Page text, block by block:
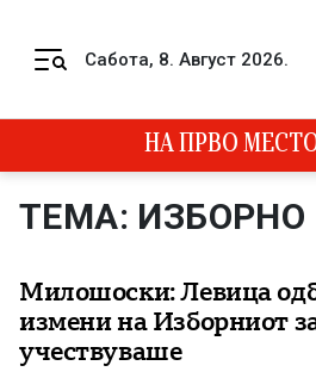
Сабота, 8. Август 2026.
НА ПРВО
ТЕМА:
Милошоски: Левица
измени на Изборниот
учествуваше